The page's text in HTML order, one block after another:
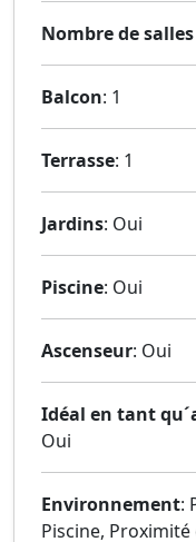
Nombre de
Balcon: 1
Terrasse: 1
Jardins: Oui
Piscine: Oui
Ascenseur: Oui
Idéal en tant
Oui
Environnement:
Piscine,